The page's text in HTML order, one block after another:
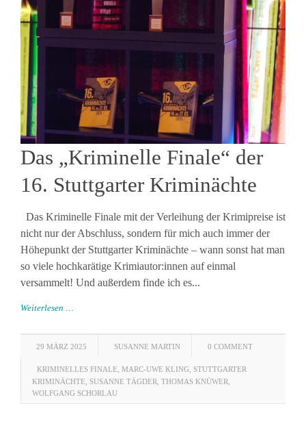
Das „Kriminelle Finale“ der
16. Stuttgarter Kriminächte
Das Kriminelle Finale mit der Verleihung der Krimipreise ist
nicht nur der Abschluss, sondern für mich auch immer der
Höhepunkt der Stuttgarter Kriminächte – wann sonst hat man
so viele hochkarätige Krimiautor:innen auf einmal
versammelt! Und außerdem finde ich es...
Weiterlesen …
29 MÄRZ 2025 SUSANNE MARTIN 0 COMMENT
KRIMINELLES FINALE MARC-UWE KLING STUTTGARTER
KRIMINÄCHTE SUSANNE TÄGDER THOMAS KNÜWER
WOLFGANG SCHORLAU